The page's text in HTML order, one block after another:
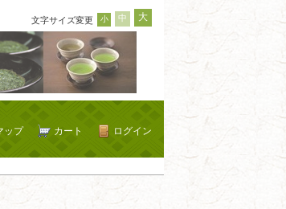
文字サイズ変更 小 中 大
ログイン
カート
ップ